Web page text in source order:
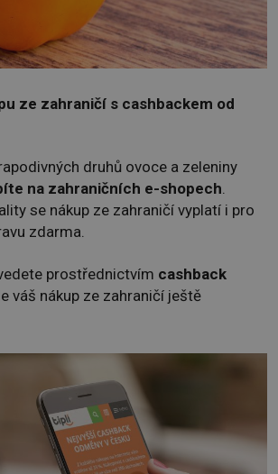
ze zahraničí s cashbackem od
druhů ovoce a zeleniny
na zahraničních e-shopech.
se nákup ze zahraničí vyplatí i pro
zdarma.
prostřednictvím cashback
váš nákup ze zahraničí ještě